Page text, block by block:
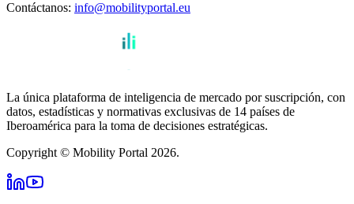
Contáctanos: info@mobilityportal.eu
La única plataforma de inteligencia de mercado por suscripción, con
datos, estadísticas y normativas exclusivas de 14 países de
Iberoamérica para la toma de decisiones estratégicas.
Copyright © Mobility Portal 2026.